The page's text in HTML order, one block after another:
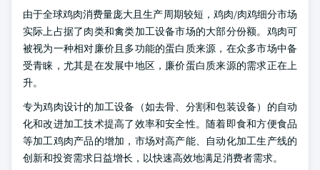
由于全球鸡肉消费量庞大且生产周期较短，鸡肉/肉鸡细分市场
实际上占据了肉类和禽类加工设备市场的大部分份额。鸡肉可
被视为一种相对廉价且多功能的蛋白质来源，在众多市场中备
受青睐，尤其是在发展中地区，廉价蛋白质来源的需求正在上
升。
专为鸡肉设计的加工设备（如去骨、分割和包装设备）的自动
化和改进加工技术提高了效率和安全性。随着即食和方便食品
等加工鸡肉产品的增加，市场对高产能、自动化加工生产线的
创新和投资需求日益增长，以快速高效地满足消费者需求。